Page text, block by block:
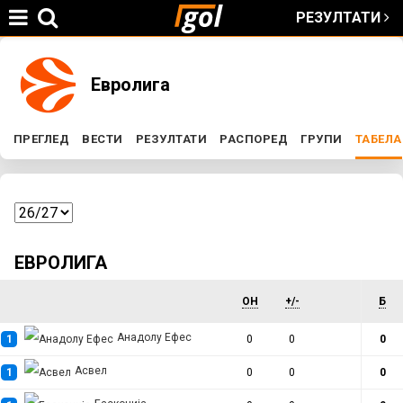
РЕЗУЛТАТИ
You
here
Евролига
P
r
a
r
ПРЕГЛЕД ВЕСТИ РЕЗУЛТАТИ РАСПОРЕД ГРУПИ ТАБЕЛА
ЕВРОЛИГА
ОН +/- Б
1 Анадолу Ефес 0 0 0
1 Асвел 0 0 0